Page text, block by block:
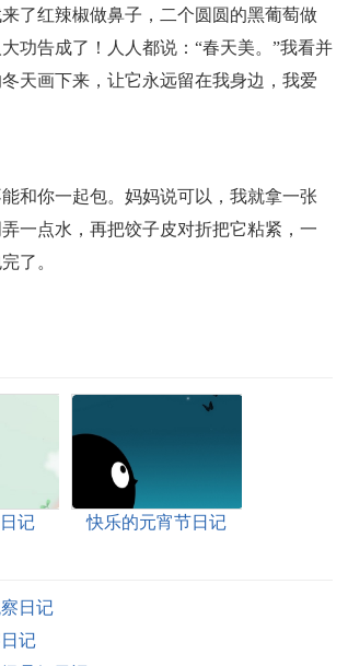
了红辣椒做鼻子，二个圆圆的黑葡萄做
功告成了！人人都说：“春天美。”我看并
天画下来，让它永远留在我身边，我爱
和你一起包。妈妈说可以，我就拿一张
一点水，再把饺子皮对折把它粘紧，一
了。
记 快乐的元宵节日记
日记
记